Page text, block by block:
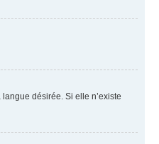
désirée. Si elle n’existe